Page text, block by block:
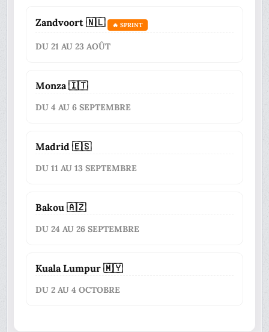
Zandvoort 🇳🇱 🔥 SPRINT
DU 21 AU 23 AOÛT
Monza 🇮🇹
DU 4 AU 6 SEPTEMBRE
Madrid 🇪🇸
DU 11 AU 13 SEPTEMBRE
Bakou 🇦🇿
DU 24 AU 26 SEPTEMBRE
Kuala Lumpur 🇲🇾
DU 2 AU 4 OCTOBRE